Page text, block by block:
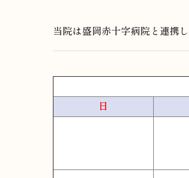
当院は盛岡赤十字病院と連携
日